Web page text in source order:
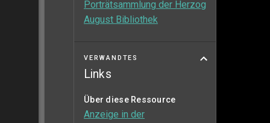
Porträtsammlung der Herzog
August Bibliothek
VERWANDTES
Links
Über diese Ressource
Anzeige in der